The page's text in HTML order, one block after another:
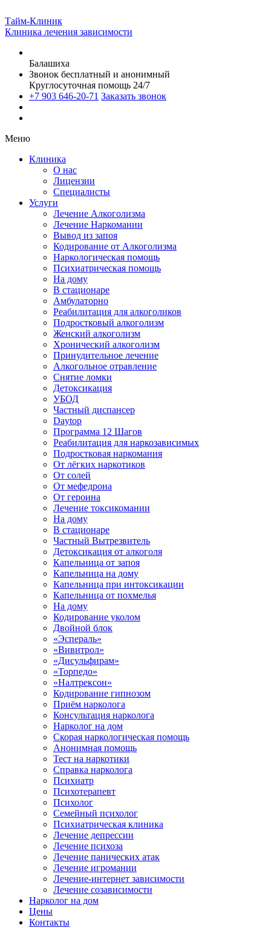
Тайм-Клиник
Клиника лечения зависимости
Балашиха
Звонок бесплатный и анонимный
Круглосуточная помощь 24/7
+7 903 646-20-71 Заказать звонок
Меню
Клиника
О нас
Лицензии
Специалисты
Услуги
Лечение Алкоголизма
Лечение Наркомании
Вывод из запоя
Кодирование от Алкоголизма
Наркологическая помощь
Психиатрическая помощь
На дому
В стационаре
Амбулаторно
Реабилитация для алкоголиков
Подростковый алкоголизм
Женский алкоголизм
Хронический алкоголизм
Принудительное лечение
Алкогольное отравление
Снятие ломки
Детоксикация
УБОД
Частный диспансер
Daytop
Программа 12 Шагов
Реабилитация для наркозависимых
Подростковая наркомания
От лёгких наркотиков
От солей
От мефедрона
От героина
Лечение токсикомании
На дому
В стационаре
Частный Вытрезвитель
Детоксикация от алкоголя
Капельница от запоя
Капельница на дому
Капельница при интоксикации
Капельница от похмелья
На дому
Кодирование уколом
Двойной блок
«Эспераль»
«Вивитрол»
«Дисульфирам»
«Торпедо»
«Налтрексон»
Кодирование гипнозом
Приём нарколога
Консультация нарколога
Нарколог на дом
Скорая наркологическая помощь
Анонимная помощь
Тест на наркотики
Справка нарколога
Психиатр
Психотерапевт
Психолог
Семейный психолог
Психиатрическая клиника
Лечение депрессии
Лечение психоза
Лечение панических атак
Лечение игромании
Лечение-интернет зависимости
Лечение созависимости
Нарколог на дом
Цены
Контакты